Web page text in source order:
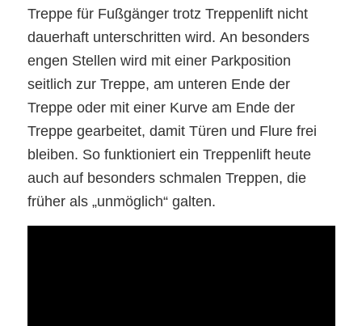
Treppe für Fußgänger trotz Treppenlift nicht
dauerhaft unterschritten wird. An besonders
engen Stellen wird mit einer Parkposition
seitlich zur Treppe, am unteren Ende der
Treppe oder mit einer Kurve am Ende der
Treppe gearbeitet, damit Türen und Flure frei
bleiben. So funktioniert ein Treppenlift heute
auch auf besonders schmalen Treppen, die
früher als „unmöglich“ galten.